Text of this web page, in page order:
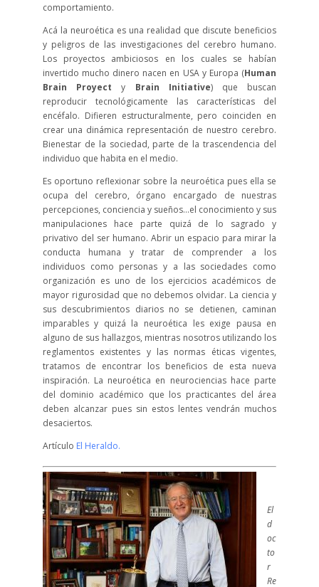
comportamiento.
Acá la neuroética es una realidad que discute beneficios
y peligros de las investigaciones del cerebro humano.
Los proyectos ambiciosos en los cuales se habían
invertido mucho dinero nacen en USA y Europa (Human
Brain Proyect y Brain Initiative) que buscan
reproducir tecnológicamente las características del
encéfalo. Difieren estructuralmente, pero coinciden en
crear una dinámica representación de nuestro cerebro.
Bienestar de la sociedad, parte de la trascendencia del
individuo que habita en el medio.
Es oportuno reflexionar sobre la neuroética pues ella se
ocupa del cerebro, órgano encargado de nuestras
percepciones, conciencia y sueños…el conocimiento y sus
manipulaciones hace parte quizá de lo sagrado y
privativo del ser humano. Abrir un espacio para mirar la
conducta humana y tratar de comprender a los
individuos como personas y a las sociedades como
organización es uno de los ejercicios académicos de
mayor rigurosidad que no debemos olvidar. La ciencia y
sus descubrimientos diarios no se detienen, caminan
imparables y quizá la neuroética les exige pausa en
alguno de sus hallazgos, mientras nosotros utilizando los
reglamentos existentes y las normas éticas vigentes,
tratamos de encontrar los beneficios de esta nueva
inspiración. La neuroética en neurociencias hace parte
del dominio académico que los practicantes del área
deben alcanzar pues sin estos lentes vendrán muchos
desaciertos.
Artículo El Heraldo.
El
d
oc
to
r
Re